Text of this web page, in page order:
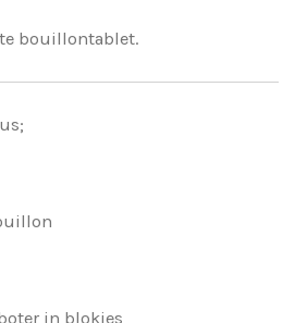
bouillontablet.
in blokjes